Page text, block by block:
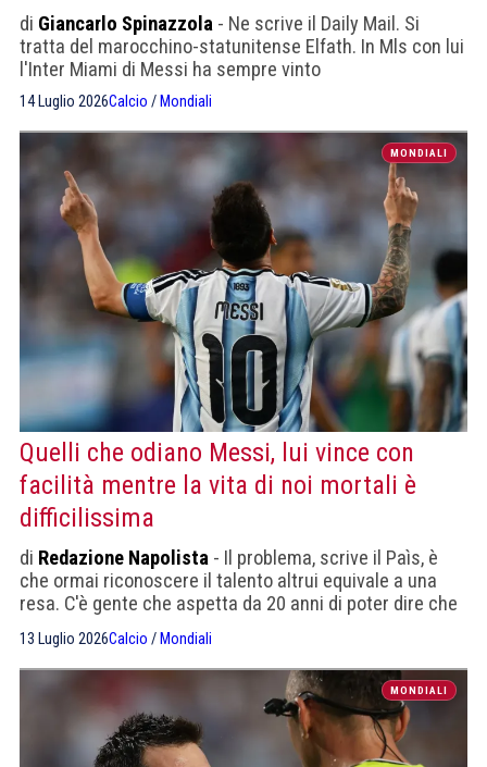
di Giancarlo Spinazzola - Ne scrive il Daily Mail. Si
tratta del marocchino-statunitense Elfath. In Mls con lui
l'Inter Miami di Messi ha sempre vinto
14 Luglio 2026Calcio / Mondiali
MONDIALI
Quelli che odiano Messi, lui vince con
facilità mentre la vita di noi mortali è
difficilissima
di Redazione Napolista - Il problema, scrive il Paìs, è
che ormai riconoscere il talento altrui equivale a una
resa. C'è gente che aspetta da 20 anni di poter dire che
13 Luglio 2026Calcio / Mondiali
MONDIALI